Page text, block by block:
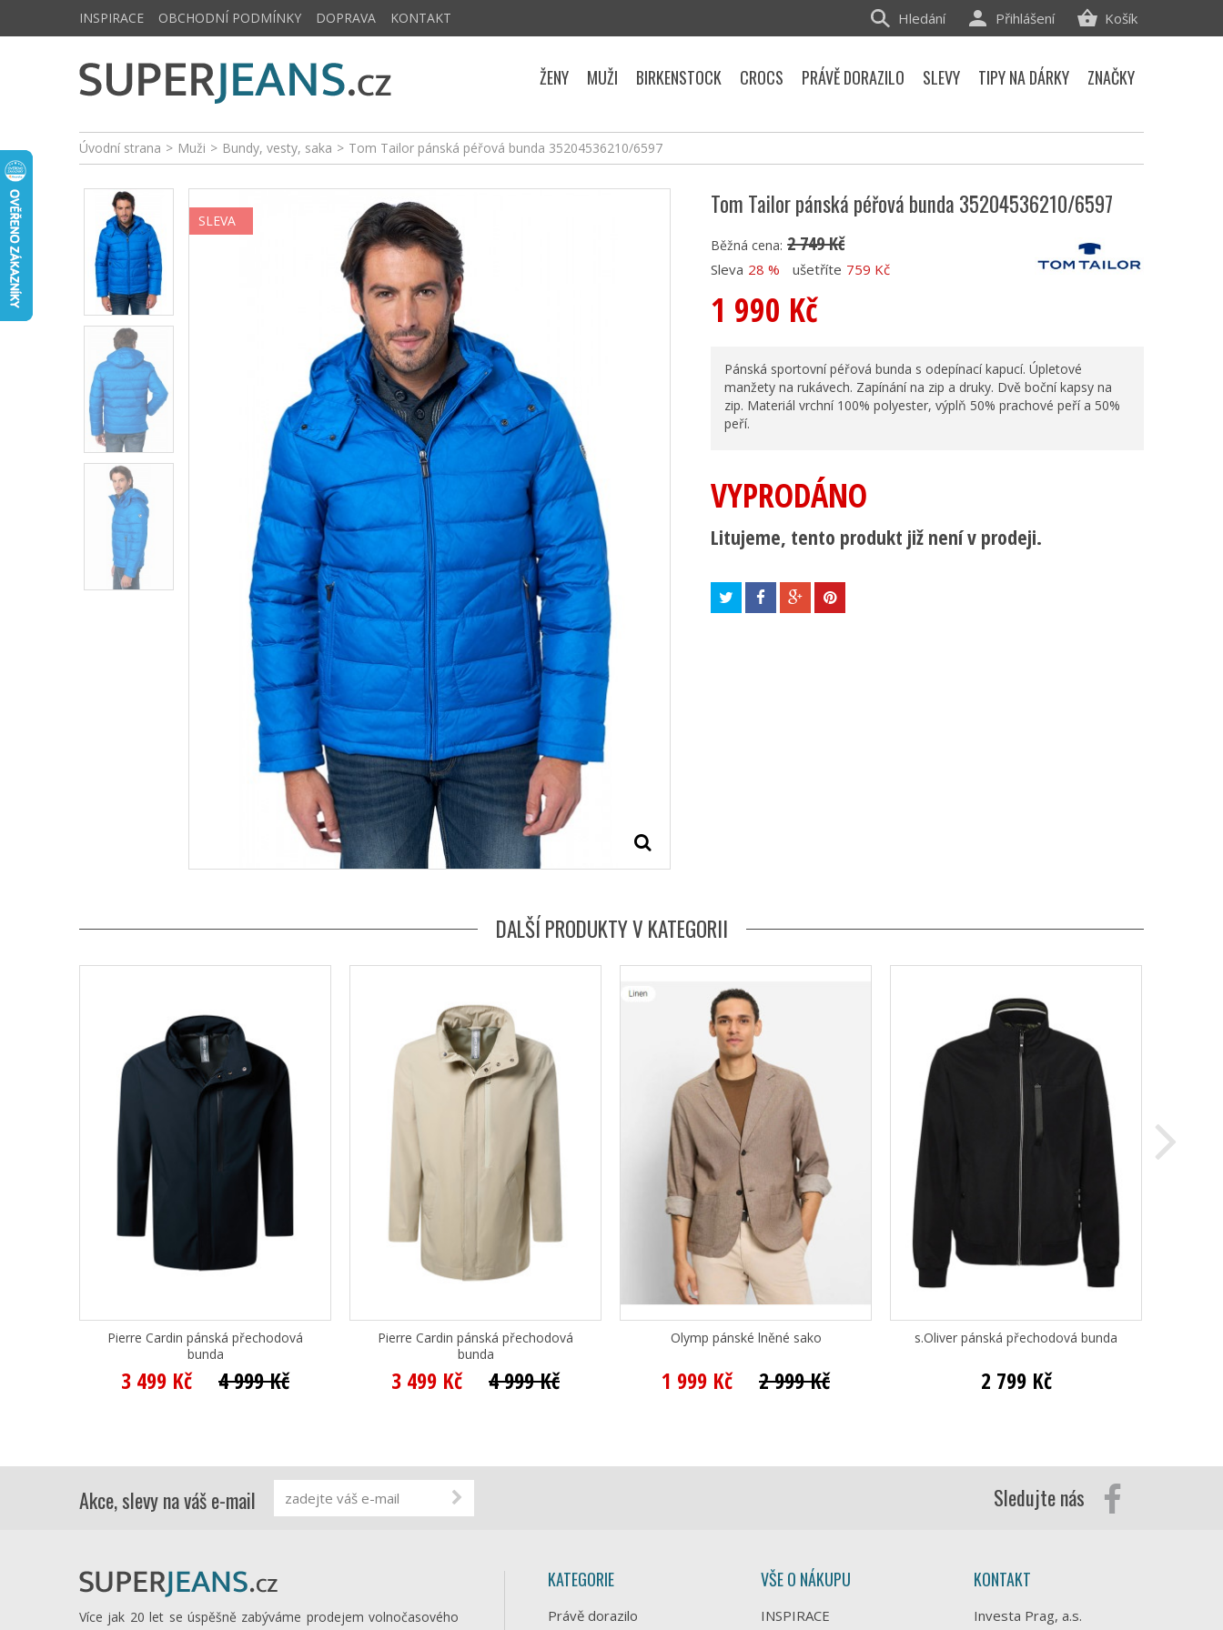
Úvodní strana > Muži > Bundy, vesty, saka > Tom Tailor pánská péřová bunda 35204536210/6597
SLEVA
Tom Tailor pánská péřová bunda 35204536210/6597
Běžná cena: 2 749 Kč
Sleva 28 % ušetříte 759 Kč
1 990 Kč
Pánská sportovní péřová bunda s odepínací kapucí. Úpletové
manžety na rukávech. Zapínání na zip a druky. Dvě boční kapsy na
zip. Materiál vrchní 100% polyester, výplň 50% prachové peří a 50%
peří.
VYPRODÁNO
Litujeme, tento produkt již není v prodeji.
DALŠÍ PRODUKTY V KATEGORII
Pierre Cardin pánská přechodová
bunda
3 499 Kč 4 999 Kč
Pierre Cardin pánská přechodová
bunda
3 499 Kč 4 999 Kč
Olymp pánské lněné sako
1 999 Kč 2 999 Kč
s.Oliver pánská přechodová bunda
2 799 Kč
INSPIRACE OBCHODNÍ PODMÍNKY DOPRAVA KONTAKT Košík
Přihlášení
Hledání
ŽENY MUŽI BIRKENSTOCK CROCS PRÁVĚ DORAZILO SLEVY TIPY NA DÁRKY ZNAČKY
Akce, slevy na váš e-mail Sledujte nás
Více jak 20 let se úspěšně zabýváme prodejem volnočasového
KATEGORIE
Právě dorazilo
VŠE O NÁKUPU
INSPIRACE
KONTAKT
Investa Prag, a.s.